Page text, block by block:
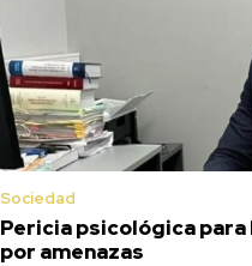
Sociedad
Pericia psicológica para
por amenazas